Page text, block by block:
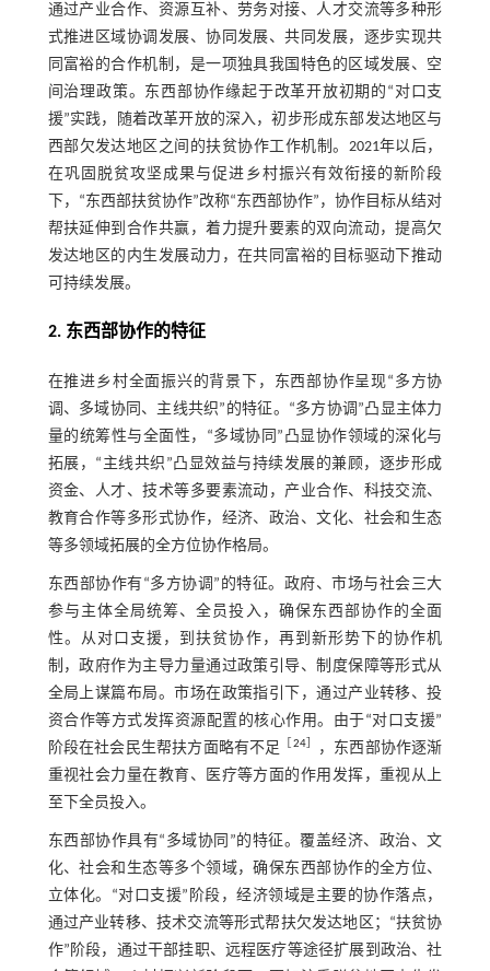
通过产业合作、资源互补、劳务对接、人才交流等多种形
式推进区域协调发展、协同发展、共同发展，逐步实现共
同富裕的合作机制，是一项独具我国特色的区域发展、空
间治理政策。东西部协作缘起于改革开放初期的“对口支
援”实践，随着改革开放的深入，初步形成东部发达地区与
西部欠发达地区之间的扶贫协作工作机制。2021年以后，
在巩固脱贫攻坚成果与促进乡村振兴有效衔接的新阶段
下，“东西部扶贫协作”改称“东西部协作”，协作目标从结对
帮扶延伸到合作共赢，着力提升要素的双向流动，提高欠
发达地区的内生发展动力，在共同富裕的目标驱动下推动
可持续发展。
2. 东西部协作的特征
在推进乡村全面振兴的背景下，东西部协作呈现“多方协
调、多域协同、主线共织”的特征。“多方协调”凸显主体力
量的统筹性与全面性，“多域协同”凸显协作领域的深化与
拓展，“主线共织”凸显效益与持续发展的兼顾，逐步形成
资金、人才、技术等多要素流动，产业合作、科技交流、
教育合作等多形式协作，经济、政治、文化、社会和生态
等多领域拓展的全方位协作格局。
东西部协作有“多方协调”的特征。政府、市场与社会三大
参与主体全局统筹、全员投入，确保东西部协作的全面
性。从对口支援，到扶贫协作，再到新形势下的协作机
制，政府作为主导力量通过政策引导、制度保障等形式从
全局上谋篇布局。市场在政策指引下，通过产业转移、投
资合作等方式发挥资源配置的核心作用。由于“对口支援”
阶段在社会民生帮扶方面略有不足
24］
，东西部协作逐渐
重视社会力量在教育、医疗等方面的作用发挥，重视从上
至下全员投入。
东西部协作具有“多域协同”的特征。覆盖经济、政治、文
化、社会和生态等多个领域，确保东西部协作的全方位、
立体化。“对口支援”阶段，经济领域是主要的协作落点，
通过产业转移、技术交流等形式帮扶欠发达地区；“扶贫协
作”阶段，通过干部挂职、远程医疗等途径扩展到政治、社